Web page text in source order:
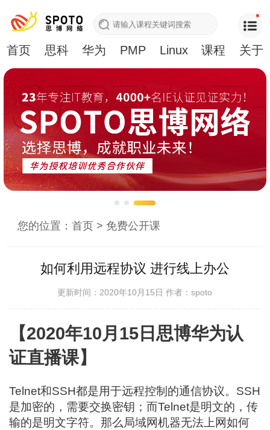
首页 思科 华为 PMP Linux 课程 关于
您的位置：首页 > 免费公开课
如何利用远程协议 进行线上办公
更新时间：2020年10月15日作者：spoto
【2020年10月15日思博华为认
证直播课】
Telnet和SSH都是用于远程控制的通信协议。SSH
是加密的，需要交换密钥；而Telnet是明文的，传
输的是明文字符。那么局域网机器无法上网如何